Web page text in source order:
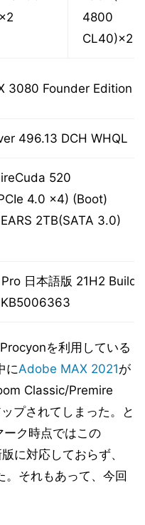
4800
CL40)×2
3080 Founder Edition
496.13 DCH WHQL
520
4.0 x4) (Boot)
2TB(SATA 3.0)
日本語版 21H2 Build
を利用している
にAdobe MAX 2021が
Classic/Premire
プされてしまった。と
ク時点ではこの
に対応しておらず、
。それもあって、今回